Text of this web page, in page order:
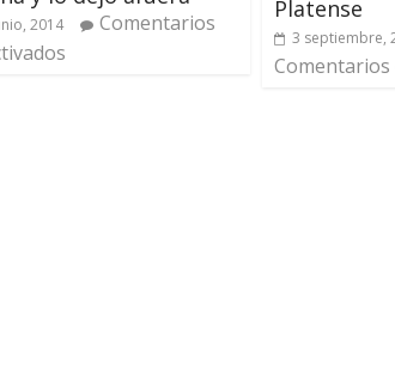
2014
Comentarios
Platense
3 septiembre,
Comentarios